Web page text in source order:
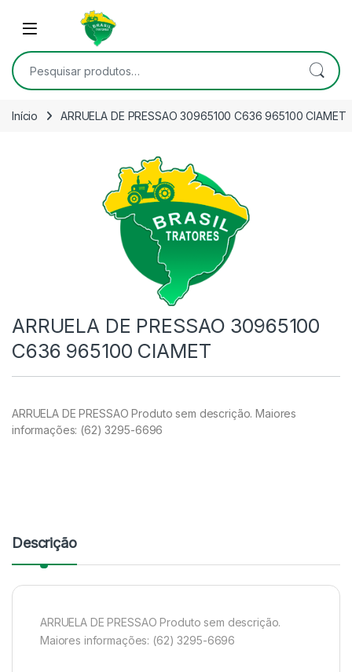
Skip to navigation
Open
Pesquisar por:
Início ARRUELA DE PRESSAO 30965100 C636 965100 CIAMET
ARRUELA DE PRESSAO 30965100
C636 965100 CIAMET
ARRUELA DE PRESSAO Produto sem descrição. Maiores
informações: (62) 3295-6696
Descrição
ARRUELA DE PRESSAO Produto sem descrição.
Maiores informações: (62) 3295-6696